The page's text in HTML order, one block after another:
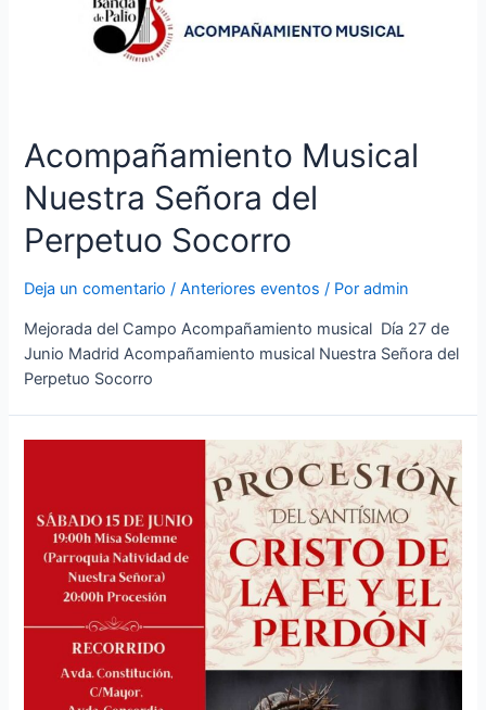
Acompañamiento Musical
Nuestra Señora del
Perpetuo Socorro
Deja un comentario /Anteriores eventos / Poradmin
Mejorada del Campo Acompañamiento musical Día 27 de
Junio Madrid Acompañamiento musical Nuestra Señora del
Perpetuo Socorro